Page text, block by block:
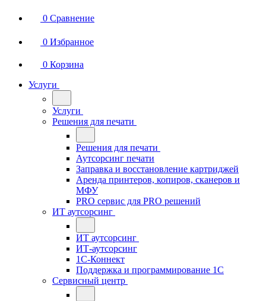
0 Сравнение
0 Избранное
0 Корзина
Услуги
Услуги
Решения для печати
Решения для печати
Аутсорсинг печати
Заправка и восстановление картриджей
Аренда принтеров, копиров, сканеров и
МФУ
PRO сервис для PRO решений
ИТ аутсорсинг
ИТ аутсорсинг
ИТ-аутсорсинг
1С-Коннект
Поддержка и программирование 1С
Сервисный центр